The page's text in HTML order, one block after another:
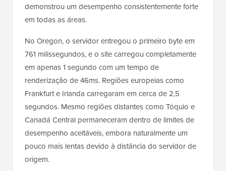
demonstrou um desempenho consistentemente forte
em todas as áreas.
No Oregon, o servidor entregou o primeiro byte em
761 milissegundos, e o site carregou completamente
em apenas 1 segundo com um tempo de
renderização de 46ms. Regiões europeias como
Frankfurt e Irlanda carregaram em cerca de 2,5
segundos. Mesmo regiões distantes como Tóquio e
Canadá Central permaneceram dentro de limites de
desempenho aceitáveis, embora naturalmente um
pouco mais lentas devido à distância do servidor de
origem.